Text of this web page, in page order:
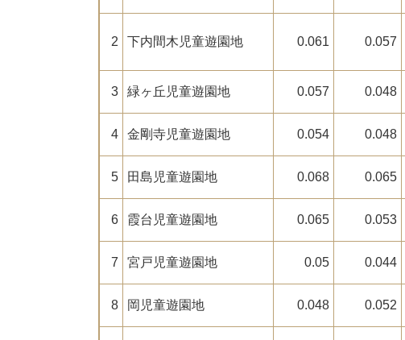
2 下内間木児童遊園地 0.061 0.057
3 緑ヶ丘児童遊園地 0.057 0.048
4 金剛寺児童遊園地 0.054 0.048
5 田島児童遊園地 0.068 0.065
6 霞台児童遊園地 0.065 0.053
7 宮戸児童遊園地 0.05 0.044
8 岡児童遊園地 0.048 0.052